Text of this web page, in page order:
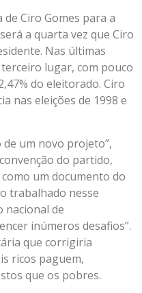
Ciro Gomes para a
a quarta vez que Ciro
Nas últimas
lugar, com pouco
do eleitorado. Ciro
nas eleições de 1998 e
um novo projeto”,
do partido,
um documento do
trabalhado nesse
nacional de
inúmeros desafios”.
que corrigiria
ricos paguem,
que os pobres.